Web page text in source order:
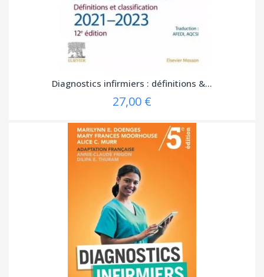
Diagnostics infirmiers : définitions &...
27,00 €